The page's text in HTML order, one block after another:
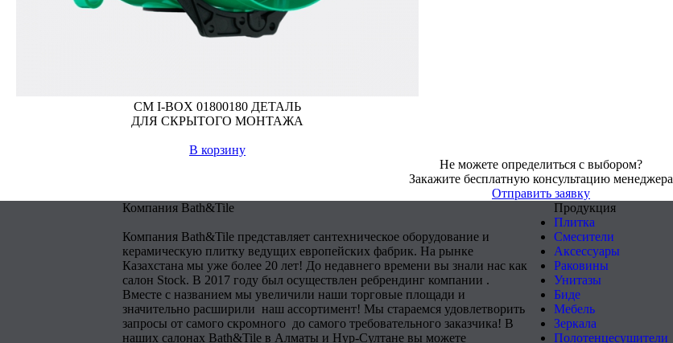
СМ I-BOX 01800180 ДЕТАЛЬ
ДЛЯ СКРЫТОГО МОНТАЖА
В корзину
Не можете определиться с выбором?
Закажите бесплатную консультацию менеджера
Отправить заявку
Компания Bath&Tile
Компания Bath&Tile представляет сантехническое оборудование и
керамическую плитку ведущих европейских фабрик. На рынке
Казахстана мы уже более 20 лет! До недавнего времени вы знали нас как
салон Stock. В 2017 году был осуществлен ребрендинг компании .
Вместе с названием мы увеличили наши торговые площади и
значительно расширили наш ассортимент! Мы стараемся удовлетворить
запросы от самого скромного до самого требовательного заказчика! В
наших салонах Bath&Tile в Алматы и Нур-Султане вы можете
Продукция
Плитка
Смесители
Аксессуары
Раковины
Унитазы
Биде
Мебель
Зеркала
Полотенцесушители